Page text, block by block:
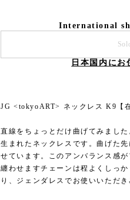
International
日本国内にお
JG <tokyoART> ネックレス K9【
直線をちょっとだけ曲げてみまし
生まれたネックレスです。曲げた
せています。このアンバランス感
纏わせますチェーンは程よくしっ
り、ジェンダレスでお使いいただき